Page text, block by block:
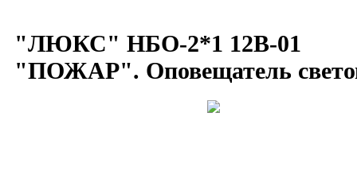
"ЛЮКС" НБО-2*1 12В-01
"ПОЖАР". Оповещатель